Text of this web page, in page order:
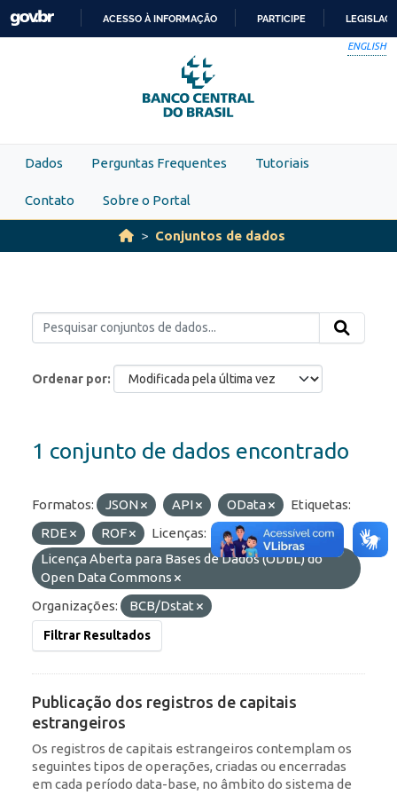
Skip to main content
PARA
O
CONTEÚDO
ACESSO À INFORMAÇÃO PARTICIPE
ENGLISH
Dados Perguntas Frequentes Tutoriais
Contato Sobre o Portal
Conjuntos de dados
Ordenar por
1 conjunto de dados encontrado
Formatos: JSON API OData
Etiquetas:
RDE
ROF
Licenças:
Licença Aberta para Bases de Dados (ODbL) do
Open Data Commons
Organizações:
BCB/Dstat
Filtrar Resultados
Publicação dos registros de capitais
estrangeiros
Os registros de capitais estrangeiros contemplam os
seguintes tipos de operações, criadas ou encerradas
em cada período data-base, no âmbito do sistema de